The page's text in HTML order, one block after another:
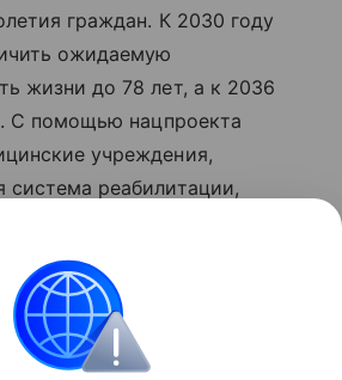
граждан. К 2030 году
ожидаемую
жизни до 78 лет, а к 2036
С помощью нацпроекта
учреждения,
система реабилитации,
центров, идет работа
Обновленные
по решению
Путина с 2025 года.